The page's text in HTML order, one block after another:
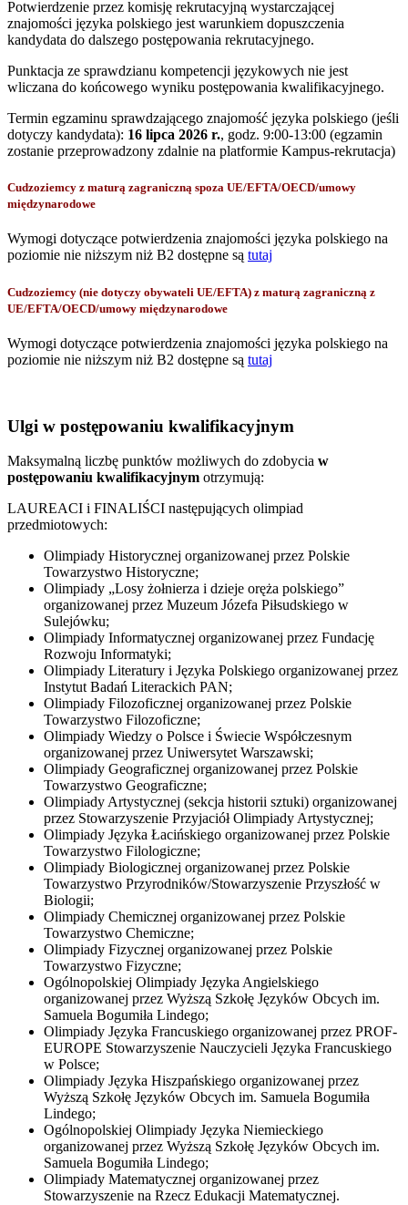
Potwierdzenie przez komisję rekrutacyjną wystarczającej
znajomości języka polskiego jest warunkiem dopuszczenia
kandydata do dalszego postępowania rekrutacyjnego.
Punktacja ze sprawdzianu kompetencji językowych nie jest
wliczana do końcowego wyniku postępowania kwalifikacyjnego.
Termin egzaminu sprawdzającego znajomość języka polskiego (jeśli
dotyczy kandydata): 16 lipca 2026 r., godz. 9:00-13:00 (egzamin
zostanie przeprowadzony zdalnie na platformie Kampus-rekrutacja)
Cudzoziemcy z maturą zagraniczną spoza UE/EFTA/OECD/umowy
międzynarodowe
Wymogi dotyczące potwierdzenia znajomości języka polskiego na
poziomie nie niższym niż B2 dostępne są tutaj
Cudzoziemcy (nie dotyczy obywateli UE/EFTA) z maturą zagraniczną z
UE/EFTA/OECD/umowy międzynarodowe
Wymogi dotyczące potwierdzenia znajomości języka polskiego na
poziomie nie niższym niż B2 dostępne są tutaj
Ulgi w postępowaniu kwalifikacyjnym
Maksymalną liczbę punktów możliwych do zdobycia w
postępowaniu kwalifikacyjnym otrzymują:
LAUREACI i FINALIŚCI następujących olimpiad
przedmiotowych:
Olimpiady Historycznej organizowanej przez Polskie
Towarzystwo Historyczne;
Olimpiady „Losy żołnierza i dzieje oręża polskiego”
organizowanej przez Muzeum Józefa Piłsudskiego w
Sulejówku;
Olimpiady Informatycznej organizowanej przez Fundację
Rozwoju Informatyki;
Olimpiady Literatury i Języka Polskiego organizowanej przez
Instytut Badań Literackich PAN;
Olimpiady Filozoficznej organizowanej przez Polskie
Towarzystwo Filozoficzne;
Olimpiady Wiedzy o Polsce i Świecie Współczesnym
organizowanej przez Uniwersytet Warszawski;
Olimpiady Geograficznej organizowanej przez Polskie
Towarzystwo Geograficzne;
Olimpiady Artystycznej (sekcja historii sztuki) organizowanej
przez Stowarzyszenie Przyjaciół Olimpiady Artystycznej;
Olimpiady Języka Łacińskiego organizowanej przez Polskie
Towarzystwo Filologiczne;
Olimpiady Biologicznej organizowanej przez Polskie
Towarzystwo Przyrodników/Stowarzyszenie Przyszłość w
Biologii;
Olimpiady Chemicznej organizowanej przez Polskie
Towarzystwo Chemiczne;
Olimpiady Fizycznej organizowanej przez Polskie
Towarzystwo Fizyczne;
Ogólnopolskiej Olimpiady Języka Angielskiego
organizowanej przez Wyższą Szkołę Języków Obcych im.
Samuela Bogumiła Lindego;
Olimpiady Języka Francuskiego organizowanej przez PROF-
EUROPE Stowarzyszenie Nauczycieli Języka Francuskiego
w Polsce;
Olimpiady Języka Hiszpańskiego organizowanej przez
Wyższą Szkołę Języków Obcych im. Samuela Bogumiła
Lindego;
Ogólnopolskiej Olimpiady Języka Niemieckiego
organizowanej przez Wyższą Szkołę Języków Obcych im.
Samuela Bogumiła Lindego;
Olimpiady Matematycznej organizowanej przez
Stowarzyszenie na Rzecz Edukacji Matematycznej.